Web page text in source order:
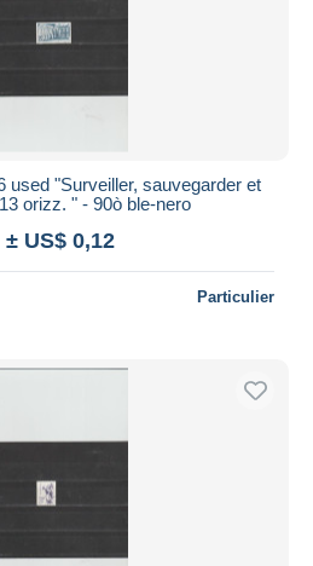
used "Surveiller, sauvegarder et
orizz. " - 90ò ble-nero
± US$ 0,12
Particulier